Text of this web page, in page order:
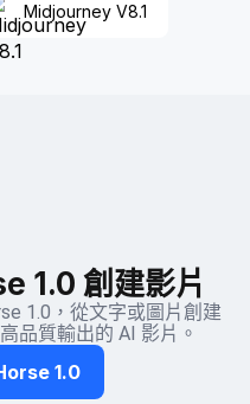
Midjourney V8.1
1.0 創建影片
1.0，從文字或圖片創建
品質輸出的 AI 影片。
1.0